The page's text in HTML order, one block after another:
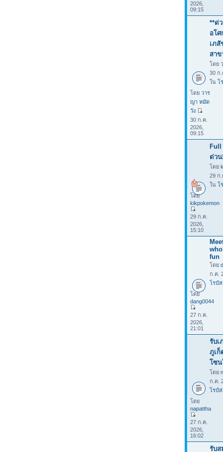
2026,
09:15
**ด่
อโ
เภสั
สาข
โดย
30 ก.
ใน โ
โดย วาร
ญา หมัด
วัง
30 ก.ค.
2026,
09:15
Full
ด่ว
โดย
29 ก.
ใน โ
โดย
kikpokemon
29 ก.ค.
2026,
15:10
fun
โดย
ก.ค.
โรบั
โดย
dang0044
27 ก.ค.
2026,
21:01
รับเ
ภูเก็
โซน
โดย
ก.ค.
โรบั
โดย
napattha
27 ก.ค.
2026,
16:02
รับส